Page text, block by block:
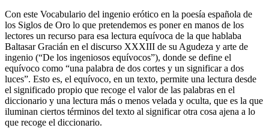
Con este Vocabulario del ingenio erótico en la poesía española de
los Siglos de Oro lo que pretendemos es poner en manos de los
lectores un recurso para esa lectura equívoca de la que hablaba
Baltasar Gracián en el discurso XXXIII de su Agudeza y arte de
ingenio (“De los ingeniosos equívocos”), donde se define el
equívoco como “una palabra de dos cortes y un significar a dos
luces”. Esto es, el equívoco, en un texto, permite una lectura desde
el significado propio que recoge el valor de las palabras en el
diccionario y una lectura más o menos velada y oculta, que es la que
iluminan ciertos términos del texto al significar otra cosa ajena a lo
que recoge el diccionario.